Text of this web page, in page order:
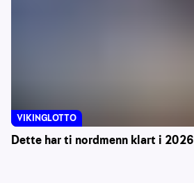
Dette har ti nordmenn klart i 2026
VIKINGLOTTO